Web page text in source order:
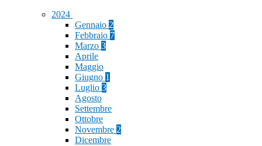
2024
Gennaio 2
Febbraio 7
Marzo 3
Aprile
Maggio
Giugno 1
Luglio 3
Agosto
Settembre
Ottobre
Novembre 2
Dicembre